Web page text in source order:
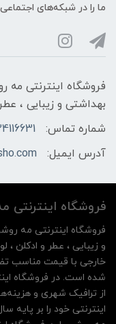
ما را در شبکه‌های
فروشگاه اینترنتی مه‌
بهداشتی و زیبایی ،
شماره تماس:
آدرس ایمیل:
فروشگاه اینترنتی
فروشگاه اینترنتی مه‌
و زیبایی ، عطر و ادکلن ،
خارجی با قیمت مناسب
شده است. در فروشگاه
از ترافیک شهری و